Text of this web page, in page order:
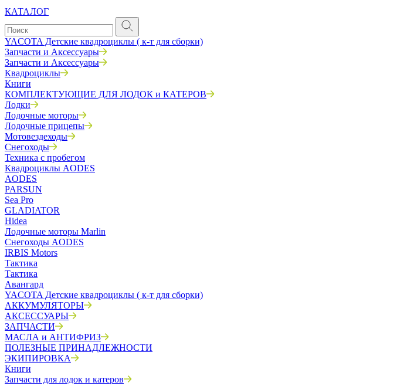
КАТАЛОГ
YACOTA Детские квадроциклы ( к-т для сборки)
Запчасти и Аксессуары
Запчасти и Аксессуары
Квадроциклы
Книги
КОМПЛЕКТУЮЩИЕ ДЛЯ ЛОДОК и КАТЕРОВ
Лодки
Лодочные моторы
Лодочные прицепы
Мотовездеходы
Снегоходы
Техника с пробегом
Квадроциклы AODES
AODES
PARSUN
Sea Pro
GLADIATOR
Hidea
Лодочные моторы Marlin
Снегоходы AODES
IRBIS Motors
Тактика
Тактика
Авангард
YACOTA Детские квадроциклы ( к-т для сборки)
АККУМУЛЯТОРЫ
АКСЕССУАРЫ
ЗАПЧАСТИ
МАСЛА и АНТИФРИЗ
ПОЛЕЗНЫЕ ПРИНАДЛЕЖНОСТИ
ЭКИПИРОВКА
Книги
Запчасти для лодок и катеров